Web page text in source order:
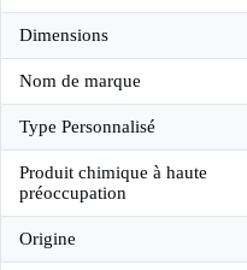
Dimensions
Nom de marque
Type Personnalisé
Produit chimique à haute
préoccupation
Origine